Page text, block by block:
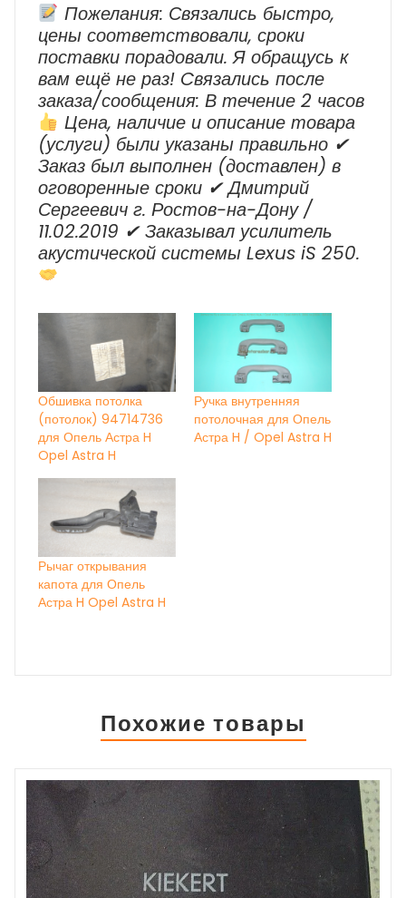
Пожелания: Связались быстро,
цены соответствовали, сроки
поставки порадовали. Я обращусь к
вам ещё не раз! Cвязались после
заказа/сообщения: В течение 2 часов
Цена, наличие и описание товара
(услуги) были указаны правильно ✔
Заказ был выполнен (доставлен) в
оговоренные сроки ✔ Дмитрий
Сергеевич г. Ростов-на-Дону /
11.02.2019 ✔ Заказывал усилитель
акустической системы Lexus iS 250.
Обшивка потолка
(потолок) 94714736
для Опель Астра H
Opel Astra H
Ручка внутренняя
потолочная для Опель
Астра H / Opel Astra H
Рычаг открывания
капота для Опель
Астра H Opel Astra H
Похожие товары